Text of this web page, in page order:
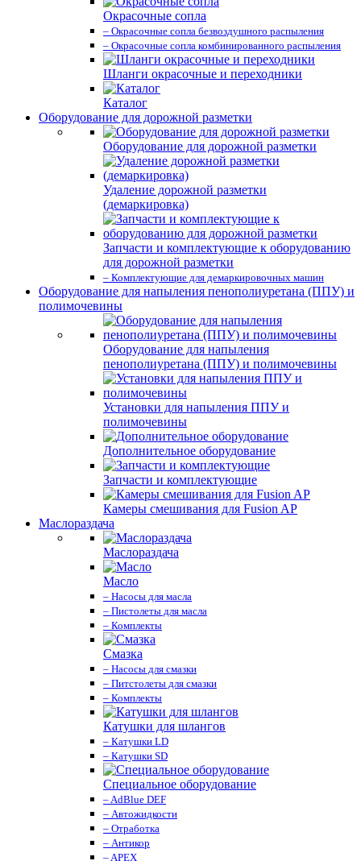
Окрасочные сопла
– Окрасочные сопла безвоздушного распыления
– Окрасочные сопла комбинированного распыления
Шланги окрасочные и переходники
Каталог
Оборудование для дорожной разметки
Оборудование для дорожной разметки
Удаление дорожной разметки
(демаркировка)
Запчасти и комплектующие к оборудованию
для дорожной разметки
– Комплектующие для демаркировочных машин
Оборудование для напыления пенополиуретана (ППУ) и
полимочевины
Оборудование для напыления
пенополиуретана (ППУ) и полимочевины
Установки для напыления ППУ и
полимочевины
Дополнительное оборудование
Запчасти и комплектующие
Камеры смешивания для Fusion AP
Маслораздача
Маслораздача
Масло
– Насосы для масла
– Пистолеты для масла
– Комплекты
Смазка
– Насосы для смазки
– Питстолеты для смазки
– Комплекты
Катушки для шлангов
– Катушки LD
– Катушки SD
Специальное оборудование
– AdBlue DEF
– Автожидкости
– Отработка
– Антикор
– APEX